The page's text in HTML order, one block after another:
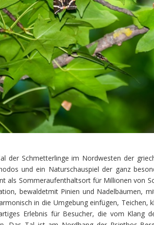
der Schmetterlinge im Nordwesten der
und ein Naturschauspiel der ganz
als Sommeraufenthaltsort für Millionen von
bewaldetmit Pinien und Nadelbäumen,
in die Umgebung einfügen, Teichen,
Erlebnis für Besucher, die vom Klang